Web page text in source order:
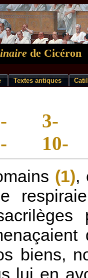
de Cicéron
Textes antiques
3-
10-
(1),
biens,
lui en